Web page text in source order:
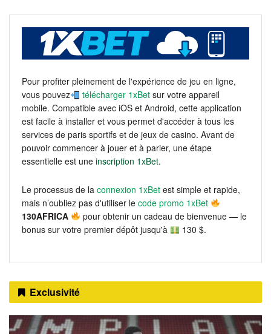
Pour profiter pleinement de l'expérience de jeu en ligne,
vous pouvez
télécharger 1xBet sur votre appareil
mobile. Compatible avec iOS et Android, cette application
est facile à installer et vous permet d'accéder à tous les
services de paris sportifs et de jeux de casino. Avant de
pouvoir commencer à jouer et à parier, une étape
essentielle est une inscription 1xBet.
Le processus de la connexion 1xBet est simple et rapide,
mais n’oubliez pas d'utiliser le code promo 1xBet
130AFRICA
pour obtenir un cadeau de bienvenue — le
bonus sur votre premier dépôt jusqu'à
130 $.
Exclusivité